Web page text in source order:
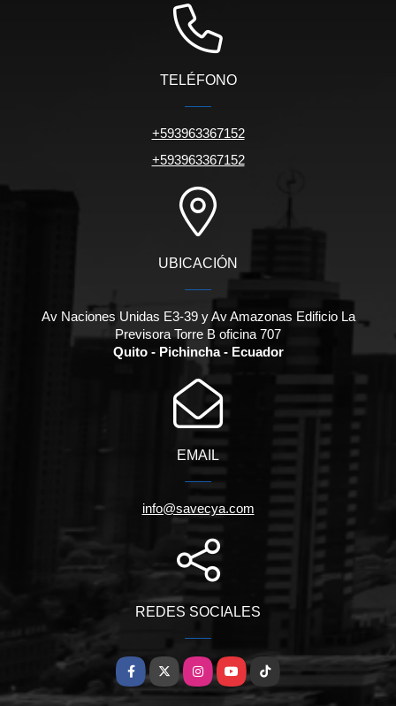
TELÉFONO
+593963367152
+593963367152
UBICACIÓN
Av Naciones Unidas E3-39 y Av Amazonas Edificio La
Previsora Torre B oficina 707
Quito - Pichincha - Ecuador
EMAIL
info@savecya.com
REDES SOCIALES
Facebook
X InstagramYouTubeTikTok